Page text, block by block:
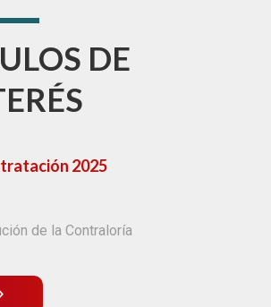
DE
2025
de la Contraloría